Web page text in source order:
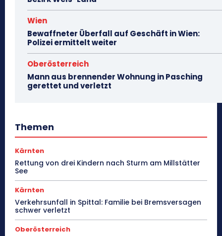
Wien
Bewaffneter Überfall auf Geschäft in Wien:
Polizei ermittelt weiter
Oberösterreich
Mann aus brennender Wohnung in Pasching
gerettet und verletzt
Themen
Kärnten
Rettung von drei Kindern nach Sturm am Millstätter
See
Kärnten
Verkehrsunfall in Spittal: Familie bei Bremsversagen
schwer verletzt
Oberösterreich